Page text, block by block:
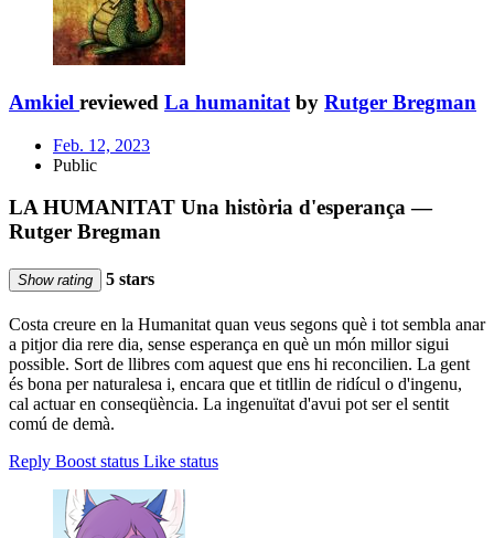
Amkiel reviewed La humanitat by Rutger Bregman
Feb. 12, 2023
Public
LA HUMANITAT Una història d'esperança —
Rutger Bregman
Show rating 5 stars
Costa creure en la Humanitat quan veus segons què i tot sembla anar
a pitjor dia rere dia, sense esperança en què un món millor sigui
possible. Sort de llibres com aquest que ens hi reconcilien. La gent
és bona per naturalesa i, encara que et titllin de ridícul o d'ingenu,
cal actuar en conseqüència. La ingenuïtat d'avui pot ser el sentit
comú de demà.
Reply Boost status Like status